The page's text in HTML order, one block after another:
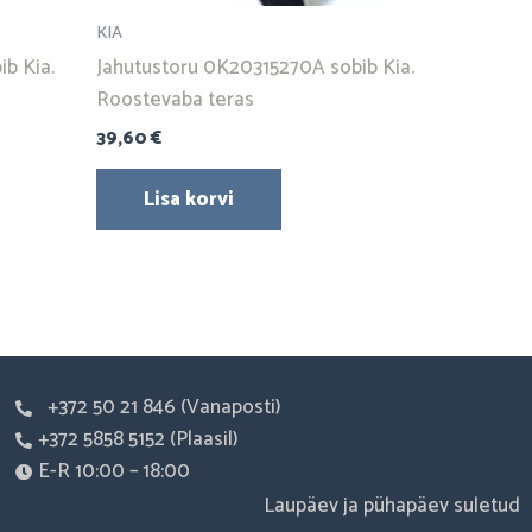
Kia.
KIA
Jahutustoru 0K20315270A sobib Kia.
Roostevaba teras
39,60€
Lisa korvi
+372 50 21 846 (Vanaposti)
+372 5858 5152 (Plaasil)
E-R 10:00 – 18:00
Laupäev ja pühapäev suletud